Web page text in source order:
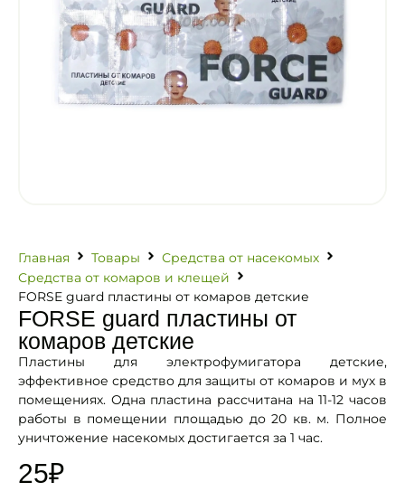
Главная Товары
Средства от насекомых
Средства от комаров и клещей
FORSE guard пластины от комаров детские
FORSE guard пластины от
комаров детские
Пластины для электрофумигатора детские,
эффективное средство для защиты от комаров и мух в
помещениях. Одна пластина рассчитана на 11-12 часов
работы в помещении площадью до 20 кв. м. Полное
уничтожение насекомых достигается за 1 час.
25₽